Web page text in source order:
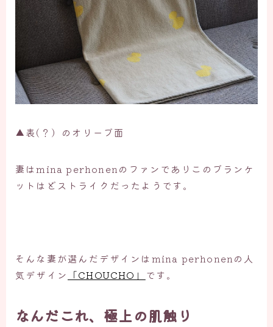
▲表(？）のオリーブ面
妻はmina perhonenのファンでありこのブランケ
ットはどストライクだったようです。
そんな妻が選んだデザインはmina perhonenの人
気デザイン 「CHOUCHO」 です。
なんだこれ、極上の肌触り